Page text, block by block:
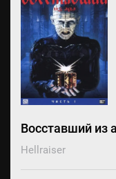
Восставший из
Hellraiser